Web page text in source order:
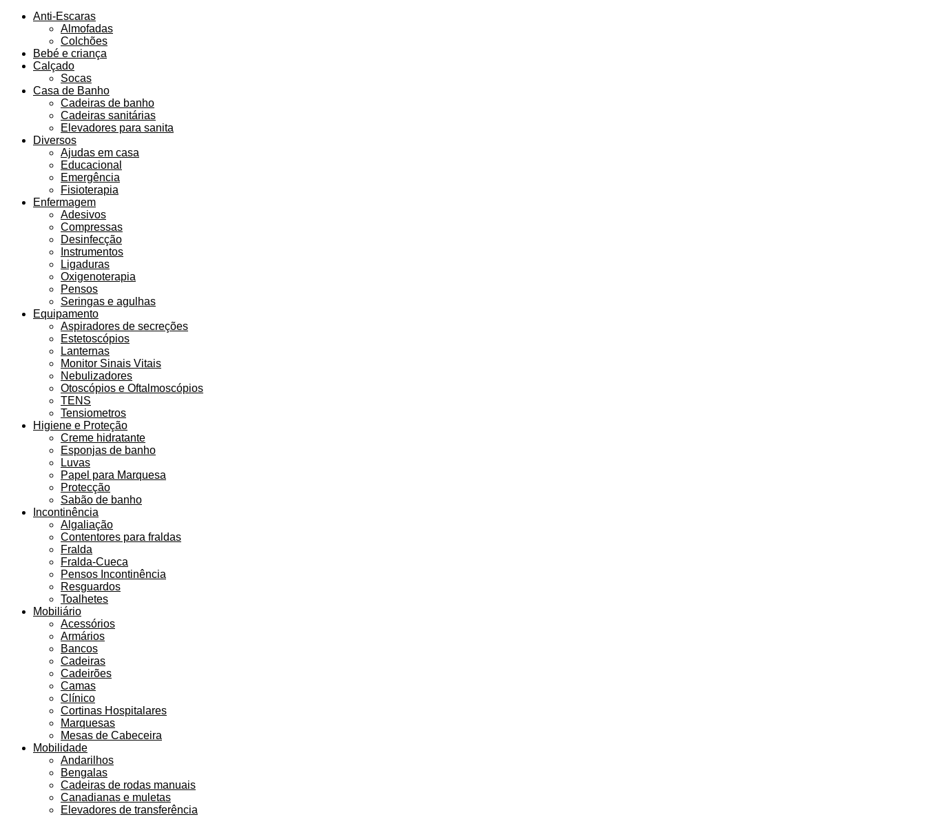
Anti-Escaras
Almofadas
Colchões
Bebé e criança
Calçado
Socas
Casa de Banho
Cadeiras de banho
Cadeiras sanitárias
Elevadores para sanita
Diversos
Ajudas em casa
Educacional
Emergência
Fisioterapia
Enfermagem
Adesivos
Compressas
Desinfecção
Instrumentos
Ligaduras
Oxigenoterapia
Pensos
Seringas e agulhas
Equipamento
Aspiradores de secreções
Estetoscópios
Lanternas
Monitor Sinais Vitais
Nebulizadores
Otoscópios e Oftalmoscópios
TENS
Tensiometros
Higiene e Proteção
Creme hidratante
Esponjas de banho
Luvas
Papel para Marquesa
Protecção
Sabão de banho
Incontinência
Algaliação
Contentores para fraldas
Fralda
Fralda-Cueca
Pensos Incontinência
Resguardos
Toalhetes
Mobiliário
Acessórios
Armários
Bancos
Cadeiras
Cadeirões
Camas
Clínico
Cortinas Hospitalares
Marquesas
Mesas de Cabeceira
Mobilidade
Andarilhos
Bengalas
Cadeiras de rodas manuais
Canadianas e muletas
Elevadores de transferência